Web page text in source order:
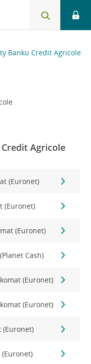
Banku Credit Agricole
Agricole
(Euronet)
(Euronet)
(Euronet)
Cash)
(Euronet)
(Euronet)
(Euronet)